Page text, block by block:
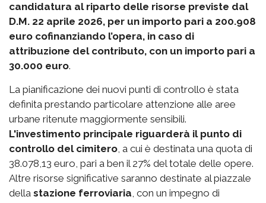
candidatura al riparto delle risorse previste dal
D.M. 22 aprile 2026, per un importo pari a 200.908
euro cofinanziando l’opera, in caso di
attribuzione del contributo, con un importo pari a
30.000 euro.
La pianificazione dei nuovi punti di controllo è stata
definita prestando particolare attenzione alle aree
urbane ritenute maggiormente sensibili.
L'investimento principale riguarderà il punto di
controllo del cimitero, a cui è destinata una quota di
38.078,13 euro, pari a ben il 27% del totale delle opere.
Altre risorse significative saranno destinate al piazzale
della stazione ferroviaria, con un impegno di